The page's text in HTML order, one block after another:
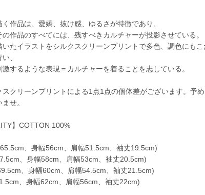
く作品は、愛嬌、抜け感、ゆるさが特徴であり、
の作品のすべてには、残すべきカルチャーが投影させている。
いたイラストをシルクスクリーンプリントで多色、調色にもこ
、
激するような表現＝カルチャーを着ることを志している。
クリーンプリントによる1点1点の個体差がございます。予
せ。
】COTTON 100%
、身幅56cm、肩幅51.5cm、袖丈19.5cm)
、身幅58cm、肩幅53cm、袖丈20.5cm)
、身幅60cm、肩幅54.5cm、袖丈21.5cm)
、身幅62cm、肩幅56cm、袖丈22cm)